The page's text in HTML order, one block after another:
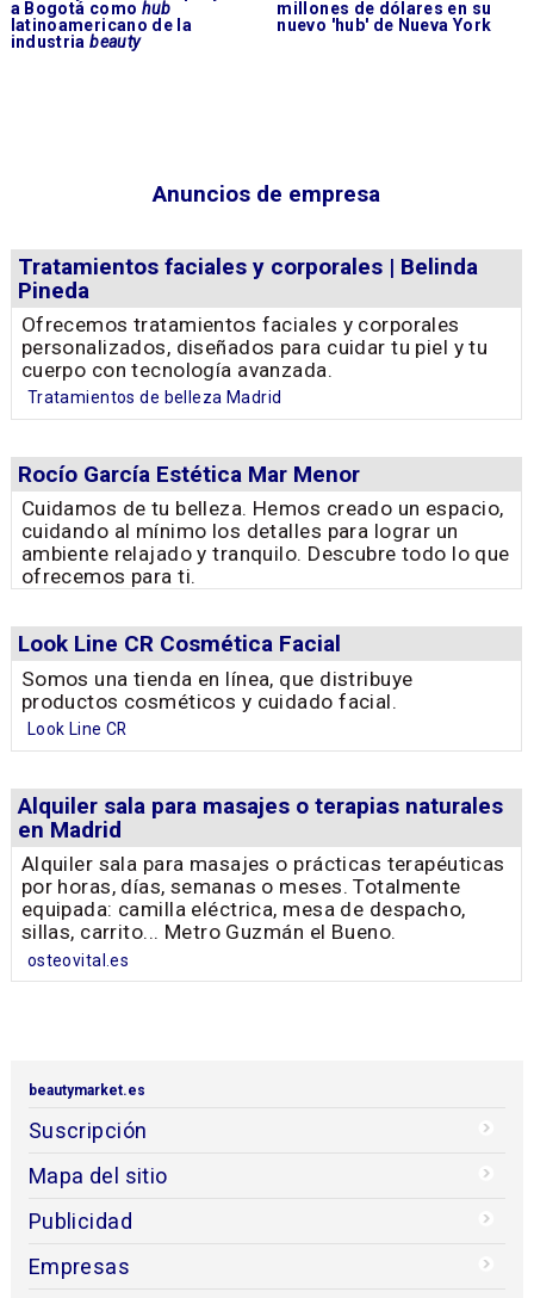
a Bogotá como hub
latinoamericano de la
industria beauty
millones de dólares en su
nuevo 'hub' de Nueva York
Anuncios de empresa
Tratamientos faciales y corporales | Belinda
Pineda
Ofrecemos tratamientos faciales y corporales
personalizados, diseñados para cuidar tu piel y tu
cuerpo con tecnología avanzada.
Tratamientos de belleza Madrid
Rocío García Estética Mar Menor
Cuidamos de tu belleza. Hemos creado un espacio,
cuidando al mínimo los detalles para lograr un
ambiente relajado y tranquilo. Descubre todo lo que
ofrecemos para ti.
Look Line CR Cosmética Facial
Somos una tienda en línea, que distribuye
productos cosméticos y cuidado facial.
Look Line CR
Alquiler sala para masajes o terapias naturales
en Madrid
Alquiler sala para masajes o prácticas terapéuticas
por horas, días, semanas o meses. Totalmente
equipada: camilla eléctrica, mesa de despacho,
sillas, carrito... Metro Guzmán el Bueno.
osteovital.es
beautymarket.es
Suscripción
Mapa del sitio
Publicidad
Empresas